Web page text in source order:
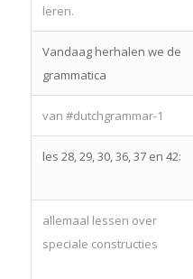
leren.
Vandaag herhalen we de
grammatica
van #dutchgrammar-1
les 28, 29, 30, 36, 37 en 42:
allemaal lessen over
speciale constructies